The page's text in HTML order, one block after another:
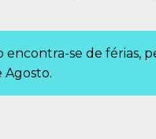
encontra-se de férias,
Agosto.